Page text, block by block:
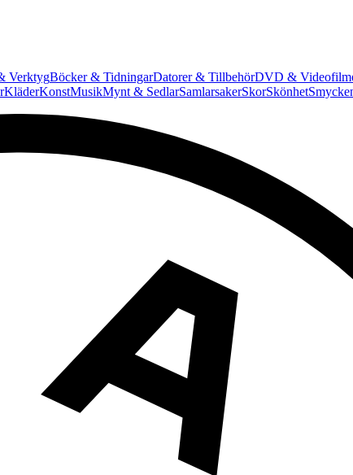
VerktygBöcker & TidningarDatorer & TillbehörDVD &
KläderKonstMusikMynt & SedlarSamlarsakerSkorSkönhet